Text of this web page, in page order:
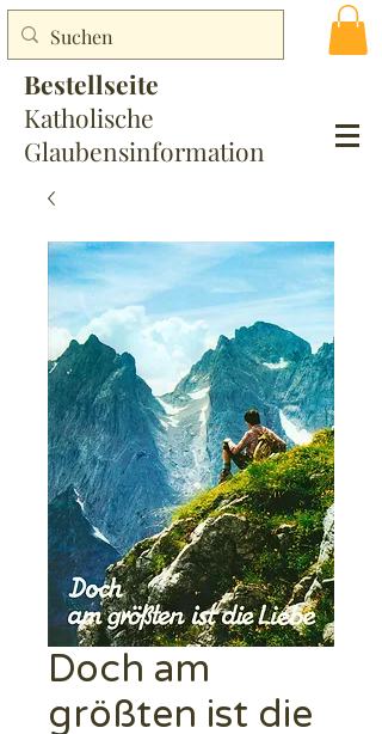
Bestellseite
Katholische
Glaubensinformation
Doch am
größten ist die